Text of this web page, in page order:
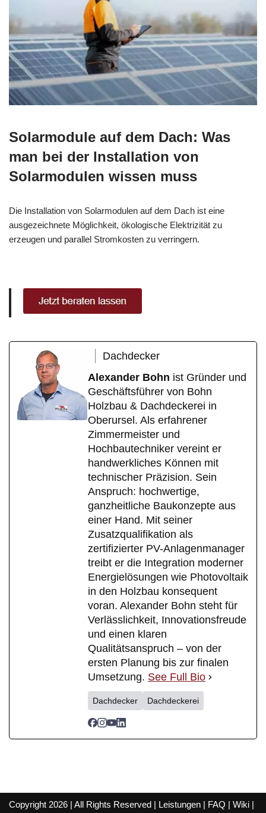
Solarmodule auf dem Dach: Was
man bei der Installation von
Solarmodulen wissen muss
Die Installation von Solarmodulen auf dem Dach ist eine
ausgezeichnete Möglichkeit, ökologische Elektrizität zu
erzeugen und parallel Stromkosten zu verringern.
Dachdecker
Alexander Bohn ist Gründer und
Geschäftsführer von Bohn
Holzbau & Dachdeckerei in
Oberursel. Als erfahrener
Zimmermeister und
Hochbautechniker vereint er
handwerkliches Können mit
technischer Präzision. Sein
Anspruch: hochwertige,
ganzheitliche Baukonzepte aus
einer Hand. Mit seiner
Zusatzqualifikation als
zertifizierter PV-Anlagenmanager
treibt er die Integration moderner
Energielösungen wie Photovoltaik
in den Holzbau konsequent
voran. Alexander Bohn steht für
Verlässlichkeit, Innovationsfreude
und einen klaren
Qualitätsanspruch – von der
ersten Planung bis zur finalen
Umsetzung. See Full Bio
Dachdecker Dachdeckerei
Copyright 2026 | All Rights Reserved | Leistungen FAQ Wiki